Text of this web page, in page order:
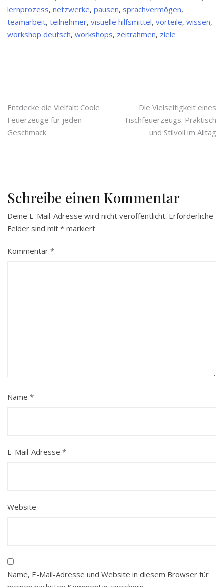
lernprozess, netzwerke, pausen, sprachvermögen,
teamarbeit, teilnehmer, visuelle hilfsmittel, vorteile, wissen,
workshop deutsch, workshops, zeitrahmen, ziele
Beitragsnavigation
Entdecke die Vielfalt: Coole
Feuerzeuge für jeden
Geschmack
Die Vielseitigkeit eines
Tischfeuerzeugs: Praktisch
und Stilvoll im Alltag
Schreibe einen Kommentar
Deine E-Mail-Adresse wird nicht veröffentlicht. Erforderliche
Felder sind mit * markiert
Kommentar *
Name *
E-Mail-Adresse *
Website
Name, E-Mail-Adresse und Website in diesem Browser für